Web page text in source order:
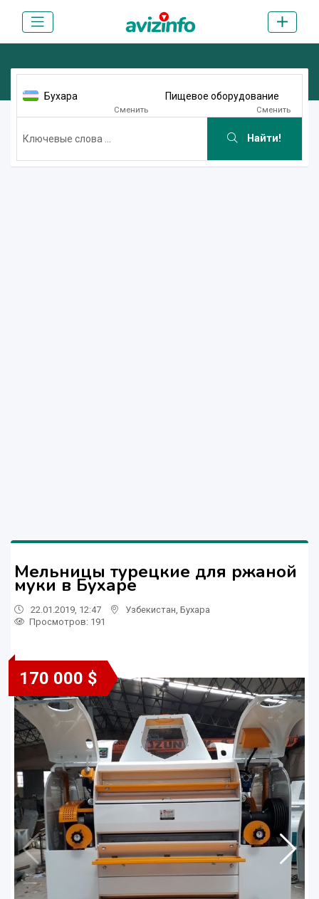
Бухара
Сменить
Пищевое оборудование
Сменить
Найти!
Мельницы турецкие для ржаной
муки в Бухаре
22.01.2019, 12:47 Узбекистан Бухара
Просмотров: 191
170 000 $